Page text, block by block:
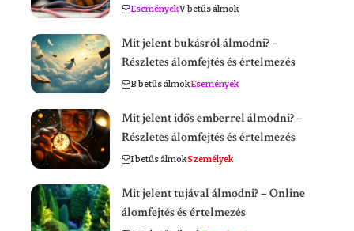
EseményekV betűs álmok
Mit jelent bukásról álmodni? –
Részletes álomfejtés és értelmezés
B betűs álmokEsemények
Mit jelent idős emberrel álmodni? –
Részletes álomfejtés és értelmezés
I betűs álmokSzemélyek
Mit jelent tujával álmodni? – Online
álomfejtés és értelmezés